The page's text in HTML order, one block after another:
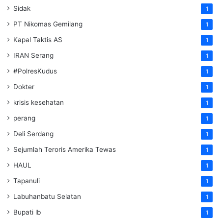
Sidak 1
PT Nikomas Gemilang 1
Kapal Taktis AS 1
IRAN Serang 1
#PolresKudus 1
Dokter 1
krisis kesehatan 1
perang 1
Deli Serdang 1
Sejumlah Teroris Amerika Tewas 1
HAUL 1
Tapanuli 1
Labuhanbatu Selatan 1
Bupati lb 1